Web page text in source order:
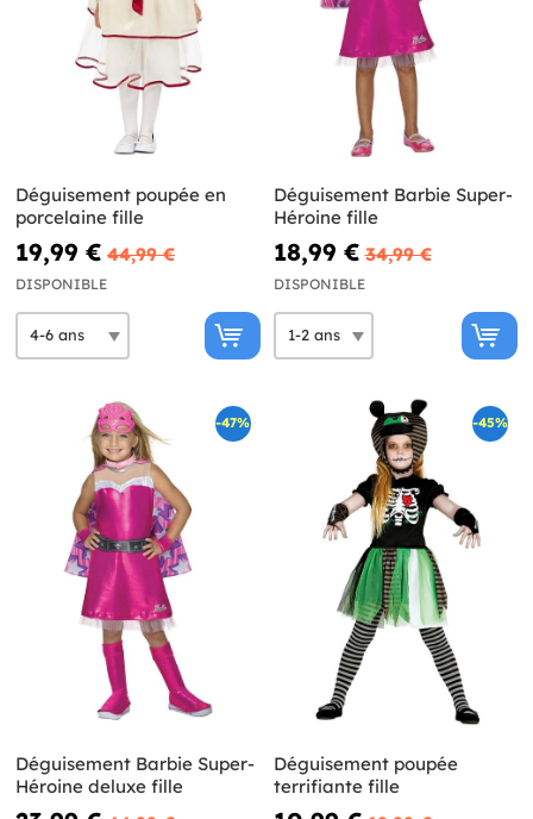
Déguisement poupée en
porcelaine fille
19,99 € 44,99 €
DISPONIBLE
Déguisement Barbie Super-
Héroine fille
18,99 € 34,99 €
DISPONIBLE
-47%
Déguisement Barbie Super-
Héroine deluxe fille
-45%
Déguisement poupée
terrifiante fille